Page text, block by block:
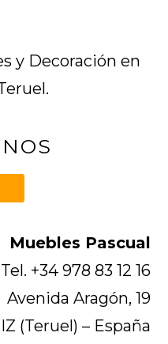
y Decoración en
Muebles Pascual
Tel. +34 978 83 12 16
Avenida Aragón, 19
(Teruel) – España